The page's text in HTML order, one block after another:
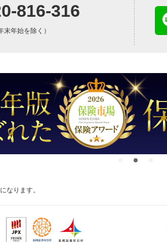
816-316
末年始を除く）
なります。